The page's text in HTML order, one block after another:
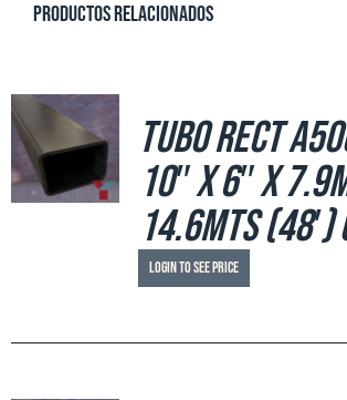
Productos relacionados
Tubo Rect
10″ x 6″ x
14.6mts (48′)
Login to see price